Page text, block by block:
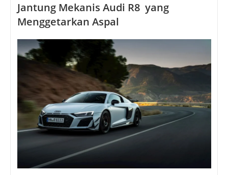
Jantung Mekanis Audi R8 yang
Menggetarkan Aspal